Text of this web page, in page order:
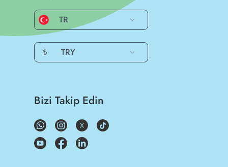
TR
₺ TRY
Bizi Takip Edin